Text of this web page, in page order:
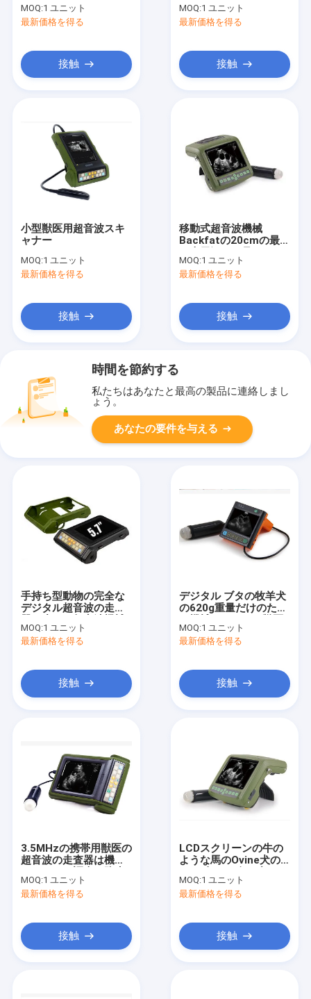
MOQ:1 ユニット
最新価格を得る
接触
密に調べます
MOQ:1 ユニット
最新価格を得る
接触
小型獣医用超音波スキ
ャナー
MOQ:1 ユニット
最新価格を得る
接触
移動式超音波機械
Backfatの20cmの最高
容易な獣医の超音波の
走査器
MOQ:1 ユニット
最新価格を得る
接触
時間を節約する
私たちはあなたと最高の製品に連絡しまし
ょう。
あなたの要件を与える
手持ち型動物の完全な
デジタル超音波の走査
ライト級選手
MOQ:1 ユニット
最新価格を得る
接触
デジタル ブタの牧羊犬
の620g重量だけのため
の超音波の走査器
MOQ:1 ユニット
最新価格を得る
接触
3.5MHzの携帯用獣医の
超音波の走査器は機械
します
MOQ:1 ユニット
最新価格を得る
接触
LCDスクリーンの牛の
ような馬のOvine犬の
ラマのための獣医の超
音波の走査器
MOQ:1 ユニット
最新価格を得る
接触